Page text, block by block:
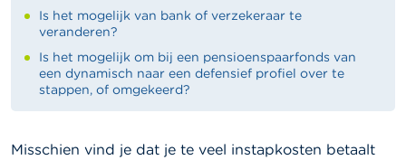
Is het mogelijk van bank of verzekeraar te
veranderen?
Is het mogelijk om bij een pensioenspaarfonds van
een dynamisch naar een defensief profiel over te
stappen, of omgekeerd?
Misschien vind je dat je te veel instapkosten betaalt